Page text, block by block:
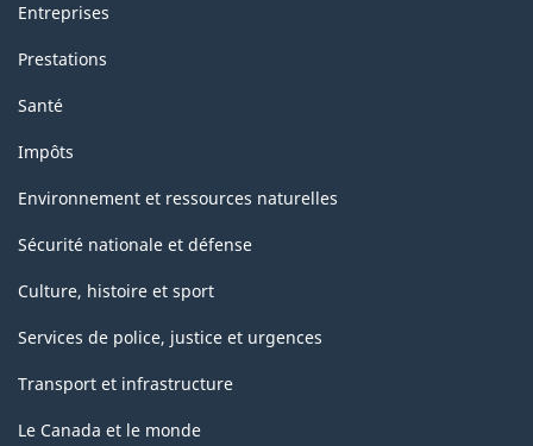
Entreprises
Prestations
Santé
Impôts
Environnement et ressources naturelles
Sécurité nationale et défense
Culture, histoire et sport
Services de police, justice et urgences
Transport et infrastructure
Le Canada et le monde